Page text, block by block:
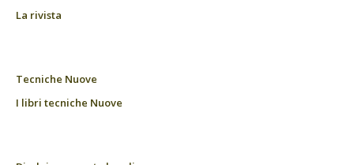
La rivista
Tecniche Nuove
I libri tecniche Nuove